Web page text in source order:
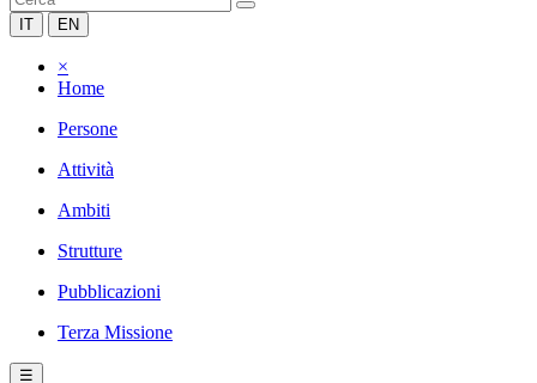
IT EN
×
Home
Persone
Attività
Ambiti
Strutture
Pubblicazioni
Terza Missione
☰